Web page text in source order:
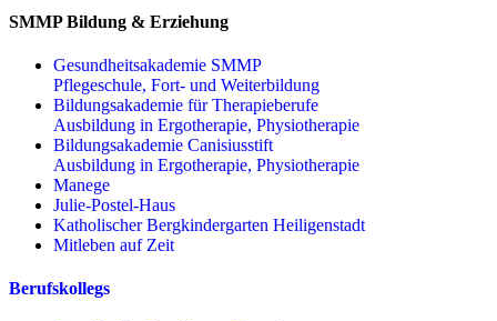
SMMP Bildung & Erziehung
Gesundheitsakademie SMMP
Pflegeschule, Fort- und Weiterbildung
Bildungsakademie für Therapieberufe
Ausbildung in Ergotherapie, Physiotherapie
Bildungsakademie Canisiusstift
Ausbildung in Ergotherapie, Physiotherapie
Manege
Julie-Postel-Haus
Katholischer Bergkindergarten Heiligenstadt
Mitleben auf Zeit
Berufskollegs